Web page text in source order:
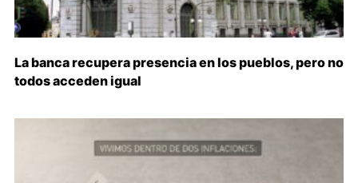
La banca recupera presencia en los pueblos, pero no
todos acceden igual